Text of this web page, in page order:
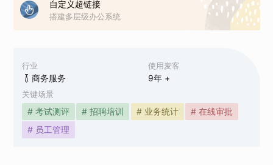
行业
商务服务
使用麦客
9年 +
关键场景
# 考试测评 # 招聘培训 # 业务统计
# 在线审批
# 员工管理
自定义超链接
搭建多层级办公系统